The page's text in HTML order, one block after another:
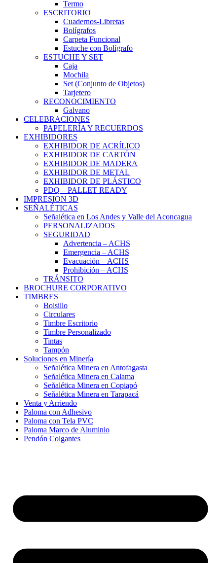
Termo
ESCRITORIO
Cuadernos-Libretas
Bolígrafos
Carpeta Funcional
Estuche con Bolígrafo
ESTUCHE Y SET
Caja
Mochila
Set (Conjunto de Objetos)
Tarjetero
RECONOCIMIENTO
Galvano
CELEBRACIONES
PAPELERÍA Y RECUERDOS
EXHIBIDORES
EXHIBIDOR DE ACRÍLICO
EXHIBIDOR DE CARTÓN
EXHIBIDOR DE MADERA
EXHIBIDOR DE METAL
EXHIBIDOR DE PLÁSTICO
PDQ – PALLET READY
IMPRESION 3D
SEÑALÉTICAS
Señalética en Los Andes y Valle del Aconcagua
PERSONALIZADOS
SEGURIDAD
Advertencia – ACHS
Emergencia – ACHS
Evacuación – ACHS
Prohibición – ACHS
TRÁNSITO
BROCHURE CORPORATIVO
TIMBRES
Bolsillo
Circulares
Timbre Escritorio
Timbre Personalizado
Tintas
Tampón
Soluciones en Minería
Señalética Minera en Antofagasta
Señalética Minera en Calama
Señalética Minera en Copiapó
Señalética Minera en Tarapacá
Venta y Arriendo
Paloma con Adhesivo
Paloma con Tela PVC
Paloma Marco de Aluminio
Pendón Colgantes